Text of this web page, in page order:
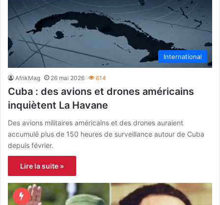
International
AfrikMag 26 mai 2026 614
Cuba : des avions et drones américains
inquiètent La Havane
Des avions militaires américains et des drones auraient
accumulé plus de 150 heures de surveillance autour de Cuba
depuis février.
Lire la suite »